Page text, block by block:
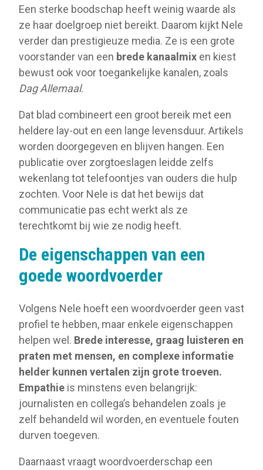
Een sterke boodschap heeft weinig waarde als
ze haar doelgroep niet bereikt. Daarom kijkt Nele
verder dan prestigieuze media. Ze is een grote
voorstander van een brede kanaalmix en kiest
bewust ook voor toegankelijke kanalen, zoals
Dag Allemaal.
Dat blad combineert een groot bereik met een
heldere lay-out en een lange levensduur. Artikels
worden doorgegeven en blijven hangen. Een
publicatie over zorgtoeslagen leidde zelfs
wekenlang tot telefoontjes van ouders die hulp
zochten. Voor Nele is dat het bewijs dat
communicatie pas echt werkt als ze
terechtkomt bij wie ze nodig heeft.
De eigenschappen van een
goede woordvoerder
Volgens Nele hoeft een woordvoerder geen vast
profiel te hebben, maar enkele eigenschappen
helpen wel. Brede interesse, graag luisteren en
praten met mensen, en complexe informatie
helder kunnen vertalen zijn grote troeven.
Empathie is minstens even belangrijk:
journalisten en collega’s behandelen zoals je
zelf behandeld wil worden, en eventuele fouten
durven toegeven.
Daarnaast vraagt woordvoerderschap een